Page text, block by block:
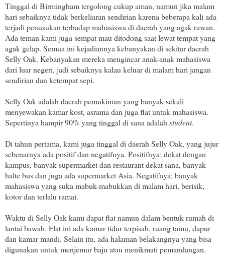
Tinggal di Birmingham tergolong cukup aman, namun jika malam
hari sebaiknya tidak berkeliaran sendirian karena beberapa kali ada
terjadi penusukan terhadap mahasiswa di daerah yang agak rawan.
Ada teman kami juga sempat mau ditodong saat lewat tempat yang
agak gelap. Semua ini kejadiannya kebanyakan di sekitar daerah
Selly Oak. Kebanyakan mereka mengincar anak-anak mahasiswa
dari luar negeri, jadi sebaiknya kalau keluar di malam hari jangan
sendirian dan ketempat sepi.
Selly Oak adalah daerah pemukiman yang banyak sekali
menyewakan kamar kost, asrama dan juga flat untuk mahasiswa.
Sepertinya hampir 90% yang tinggal di sana adalahstudent.
Di tahun pertama, kami juga tinggal di daerah Selly Oak, yang jujur
sebenarnya ada positif dan negatifnya. Positifnya; dekat dengan
kampus, banyak supermarket dan restaurant dekat sana, banyak
halte bus dan juga ada supermarket Asia. Negatifnya; banyak
mahasiswa yang suka mabuk-mabukkan di malam hari, berisik,
kotor dan terlalu ramai.
Waktu di Selly Oak kami dapat flat namun dalam bentuk rumah di
lantai bawah. Flat ini ada kamar tidur terpisah, ruang tamu, dapur
dan kamar mandi. Selain itu, ada halaman belakangnya yang bisa
digunakan untuk menjemur baju atau menikmati pemandangan.